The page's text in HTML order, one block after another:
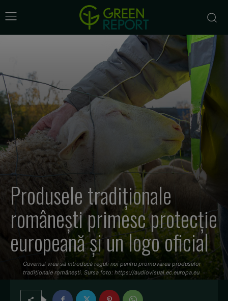
Produsele tradiționale
românești primesc protecție
europeană și un logo oficial
Guvernul vrea să introducă reguli noi pentru promovarea produselor
tradiționale românești. Sursa foto: https://audiovisual.ec.europa.eu